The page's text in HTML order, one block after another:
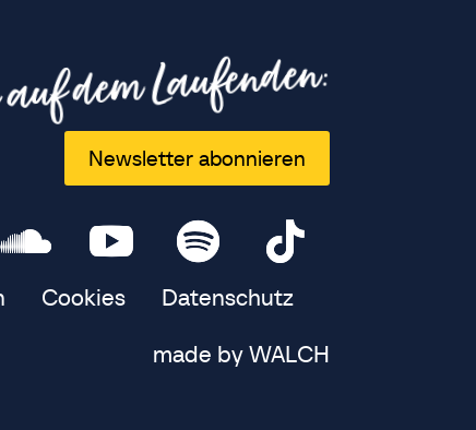
dem Laufenden:
Newsletter abonnieren
Cookies
Datenschutz
made by WALCH